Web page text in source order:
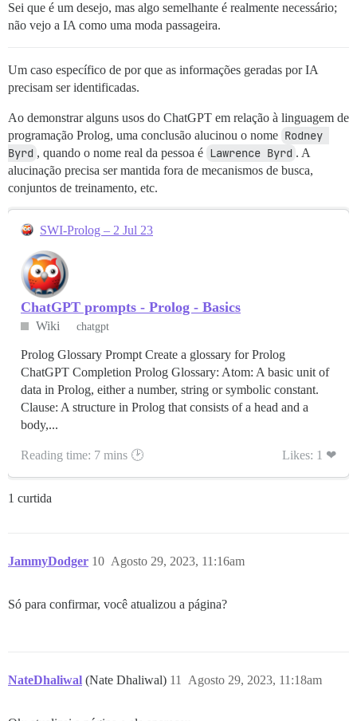
Sei que é um desejo, mas algo semelhante é realmente necessário;
não vejo a IA como uma moda passageira.
Um caso específico de por que as informações geradas por IA
precisam ser identificadas.
Ao demonstrar alguns usos do ChatGPT em relação à linguagem de
programação Prolog, uma conclusão alucinou o nome Rodney
Byrd , quando o nome real da pessoa é Lawrence Byrd . A
alucinação precisa ser mantida fora de mecanismos de busca,
conjuntos de treinamento, etc.
SWI-Prolog – 2 Jul 23
ChatGPT prompts - Prolog - Basics
Wiki chatgpt
Prolog Glossary Prompt Create a glossary for Prolog
ChatGPT Completion Prolog Glossary: Atom: A basic unit of
data in Prolog, either a number, string or symbolic constant.
Clause: A structure in Prolog that consists of a head and a
body,...
Reading time: 7 mins 🕑 Likes: 1 ❤
1 curtida
JammyDodger Agosto 29, 2023, 11:16am
10
Só para confirmar, você atualizou a página?
NateDhaliwal (Nate Dhaliwal) Agosto 29, 2023, 11:18am
11